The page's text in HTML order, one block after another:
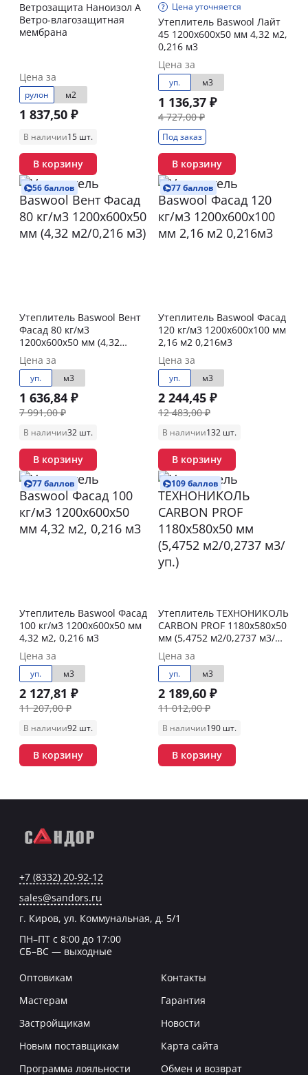
Ветрозащита Наноизол А
Ветро-влагозащитная
мембрана
Цена за
рулон м2
1 837,50 ₽
В наличии15 шт.
В корзину
Цена уточняется
Утеплитель Baswool Лайт
45 1200х600х50 мм 4,32 м2,
0,216 м3
Цена за
уп. м3
1 136,37 ₽
4 727,00 ₽
Под заказ
В корзину
56 баллов
Утеплитель Baswool Вент
Фасад 80 кг/м3
1200х600х50 мм (4,32
м2/0,216 м3)
Цена за
уп. м3
1 636,84 ₽
7 991,00 ₽
В наличии32 шт.
В корзину
77 баллов
Утеплитель Baswool Фасад
120 кг/м3 1200х600х100 мм
2,16 м2 0,216м3
Цена за
уп. м3
2 244,45 ₽
12 483,00 ₽
В наличии132 шт.
В корзину
77 баллов
Утеплитель Baswool Фасад
100 кг/м3 1200х600х50 мм
4,32 м2, 0,216 м3
Цена за
уп. м3
2 127,81 ₽
11 207,00 ₽
В наличии92 шт.
В корзину
109 баллов
Утеплитель ТЕХНОНИКОЛЬ
CARBON PROF 1180х580х50
мм (5,4752 м2/0,2737 м3/
уп.)
Цена за
уп. м3
2 189,60 ₽
11 012,00 ₽
В наличии190 шт.
В корзину
+7 (8332) 20-92-12
sales@sandors.ru
г. Киров, ул. Коммунальная, д. 5/1
ПН–ПТ с 8:00 до 17:00
СБ–ВС — выходные
Оптовикам
Мастерам
Застройщикам
Новым поставщикам
Программа лояльности
Контакты
Гарантия
Новости
Карта сайта
Обмен и возврат